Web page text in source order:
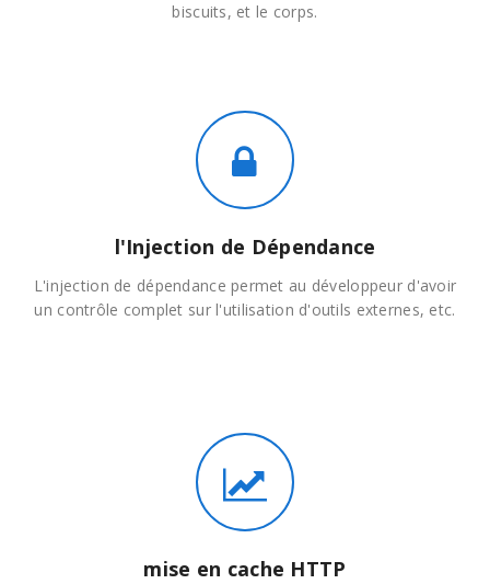
biscuits, et le corps.
l'Injection de Dépendance
L'injection de dépendance permet au développeur d'avoir
un contrôle complet sur l'utilisation d'outils externes, etc.
mise en cache HTTP